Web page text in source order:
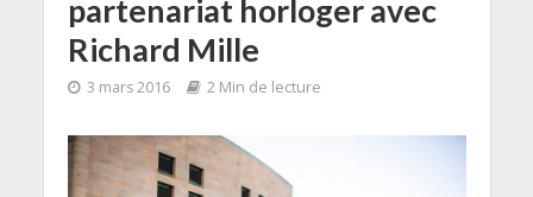
partenariat horloger avec
Richard Mille
3 mars 2016 2 Min de lecture